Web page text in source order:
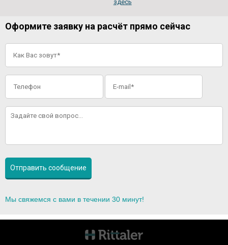
здесь
Оформите заявку на расчёт прямо сейчас
Мы свяжемся с вами в течении 30 минут!